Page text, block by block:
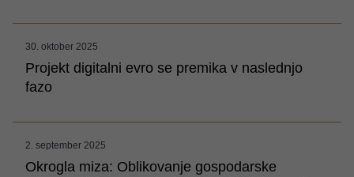
30. oktober 2025
Projekt digitalni evro se premika v naslednjo
fazo
2. september 2025
Okrogla miza: Oblikovanje gospodarske